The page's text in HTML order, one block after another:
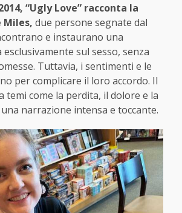
“Ugly Love” racconta la
Miles, due persone segnate dal
e instaurano una
sul sesso, senza
Tuttavia, i sentimenti e le
per complicare il loro accordo. Il
temi come la perdita, il dolore e la
narrazione intensa e toccante.